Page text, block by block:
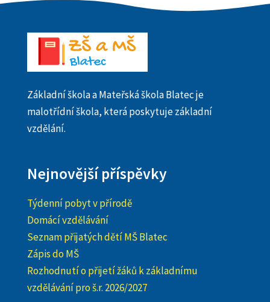
Základní škola a Mateřská škola Blatec je
malotřídní škola, která poskytuje základní
vzdělání.
Nejnovější příspěvky
Týdenní pobyt v přírodě
Domácí vzdělávání
Seznam přijatých dětí MŠ Blatec
Zápis do MŠ
Rozhodnutí o přijetí žáků k základnímu
vzdělávání pro š.r. 2026/2027